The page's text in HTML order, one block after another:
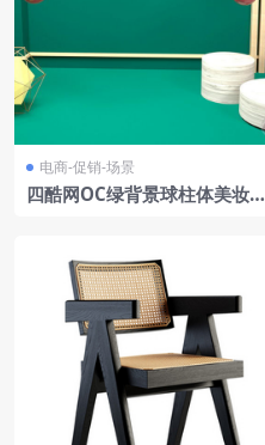
电商-促销-场景
四酷网OC绿背景球柱体美妆家